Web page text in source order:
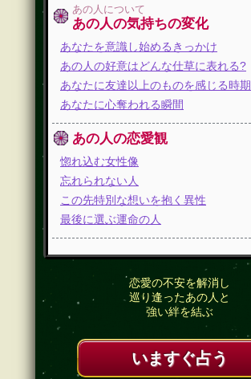
あの人について
あの人の気持ちの変化
あなたを意識し始めるきっかけ
あの人の好意はどんな仕草に表れる?
あなたに友達以上のものを感じる時期
あなたに心奪われる瞬間
あの人の恋愛観
惚れ込む女性像
忘れられない人
この先特別な想いを抱く異性
最後に選ぶ運命の人
恋愛の不安を解消し
巡り逢ったあの人と
強い絆を結ぶ
いますぐ占う